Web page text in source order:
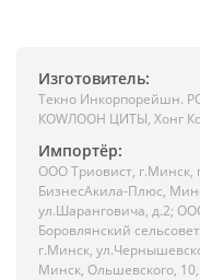
Изготовитель:
Текно Инкорпорейшн.
КОWЛООН ЦИТЫ, Хонг
Импортёр:
ООО Триовист, г.Минск,
БизнесАкила-Плюс,
ул.Шаранговича, д.2;
Боровлянский
г.Минск,
Минск, Ольшевского,